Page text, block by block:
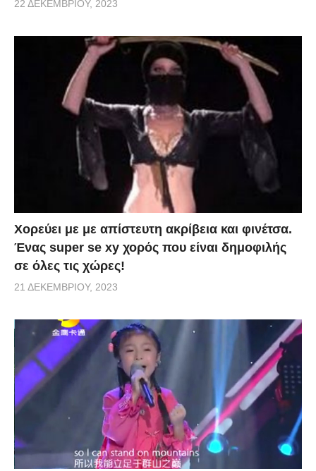
22 ΔΕΚΕΜΒΡΊΟΥ, 2023
Χορεύει με με απίστευτη ακρίβεια και φινέτσα.
Ένας super se xy χορός που είναι δημοφιλής
σε όλες τις χώρες!
21 ΔΕΚΕΜΒΡΊΟΥ, 2023